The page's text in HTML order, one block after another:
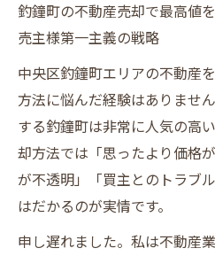
釣鐘町の不動産売却で最高値
売主様第一主義の戦略
中央区釣鐘町エリアの不動産
方法に悩んだ経験はありませ
する釣鐘町は非常に人気の高
却方法では「思ったより価格
が不透明」「買主とのトラブ
はだかるのが実情です。
申し遅れました。私は不動産